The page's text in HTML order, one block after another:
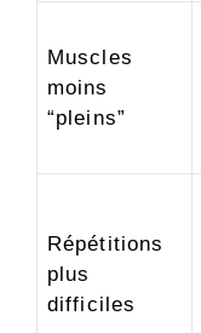
Muscles
moins
“pleins”
Répétitions
plus
difficiles